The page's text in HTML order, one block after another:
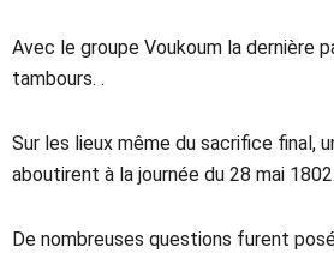
Avec le groupe Voukoum la dernière
tambours. .
Sur les lieux même du sacrifice final,
aboutirent à la journée du 28 mai
De nombreuses questions furent